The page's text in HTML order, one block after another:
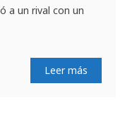
a un rival con un
Leer más